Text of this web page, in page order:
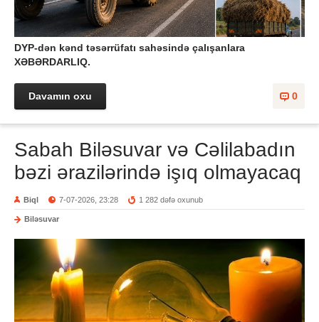
DYP-dən kənd təsərrüfatı sahəsində çalışanlara
XƏBƏRDARLIQ.
0
Davamın oxu
Sabah Biləsuvar və Cəlilabadın
bəzi ərazilərində işıq olmayacaq
Biql 7-07-2026, 23:28 1 282 dəfə oxunub
Biləsuvar